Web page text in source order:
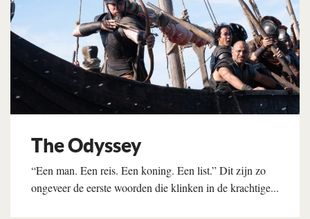
The Odyssey
“Een man. Een reis. Een koning. Een list.” Dit zijn zo
ongeveer de eerste woorden die klinken in de krachtige...